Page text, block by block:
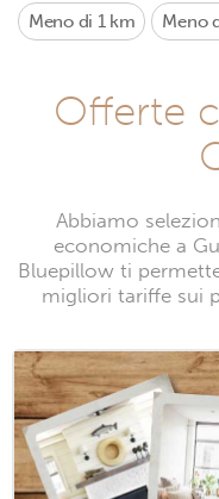
Meno di 1 km Meno
Offerte
Abbiamo
economiche a
Bluepillow ti
migliori tariffe sui